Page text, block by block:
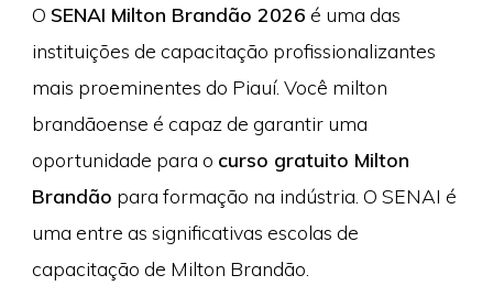
O SENAI Milton Brandão 2026 é uma das
instituições de capacitação profissionalizantes
mais proeminentes do Piauí. Você milton
brandãoense é capaz de garantir uma
oportunidade para o curso gratuito Milton
Brandão para formação na indústria. O SENAI é
uma entre as significativas escolas de
capacitação de Milton Brandão.